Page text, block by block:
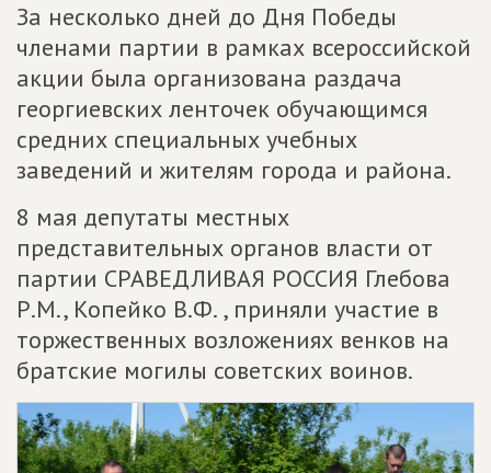
За несколько дней до Дня Победы
членами партии в рамках всероссийской
акции была организована раздача
георгиевских ленточек обучающимся
средних специальных учебных
заведений и жителям города и района.
8 мая депутаты местных
представительных органов власти от
партии СРАВЕДЛИВАЯ РОССИЯ Глебова
Р.М., Копейко В.Ф. , приняли участие в
торжественных возложениях венков на
братские могилы советских воинов.